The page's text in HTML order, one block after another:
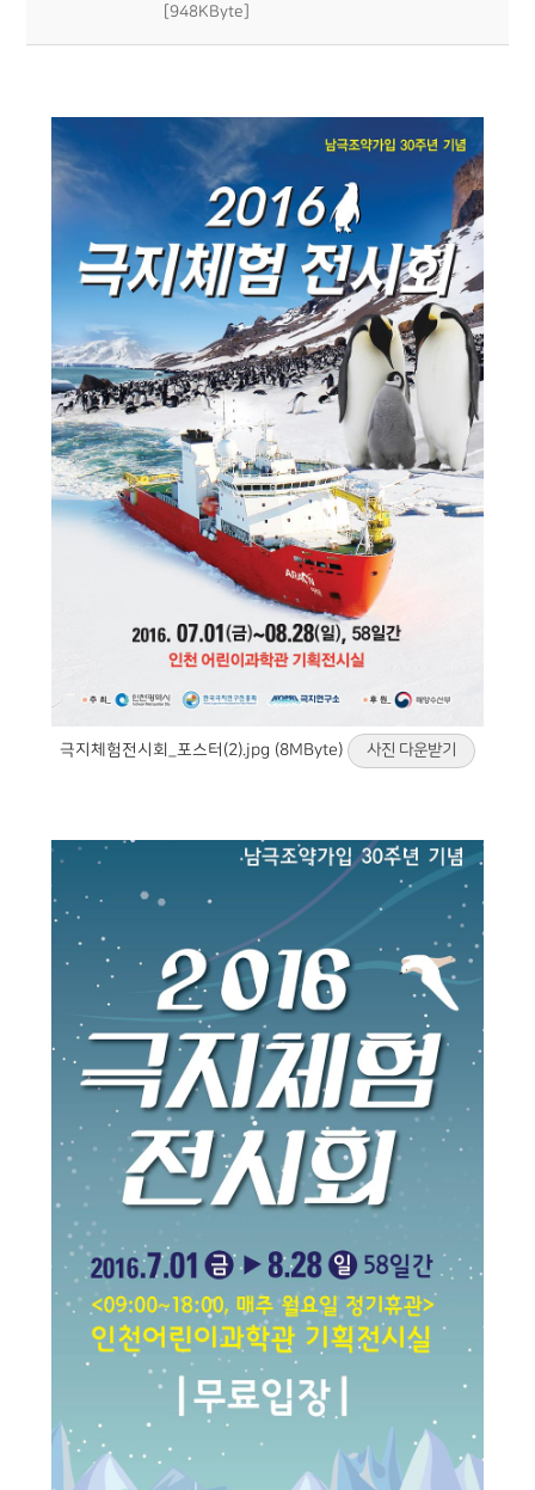
[948KByte]
극지체험전시회_포스터(2).jpg (8MByte) 사진 다운받기